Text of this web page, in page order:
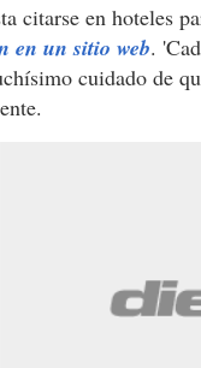
citarse en hoteles
en un sitio web.
cuidado de